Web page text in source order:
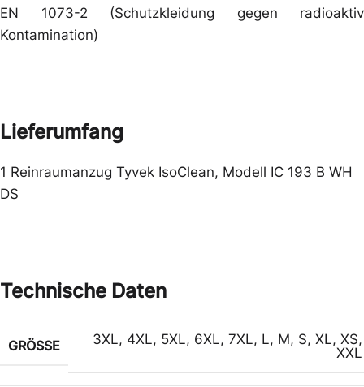
EN 1073-2 (Schutzkleidung gegen
Kontamination)
Lieferumfang
1 Reinraumanzug Tyvek IsoClean, Modell IC 193 B WH
DS
Technische Daten
GRÖSSE 3XL, 4XL, 5XL, 6XL, 7XL, L, M, S, XL, XS,
XXL